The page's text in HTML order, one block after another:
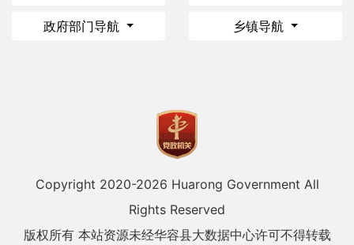
政府部门导航 乡镇导航
Copyright 2020-2026 Huarong Government All
Rights Reserved
版权所有 本站资源未经华容县大数据中心许可不得转载